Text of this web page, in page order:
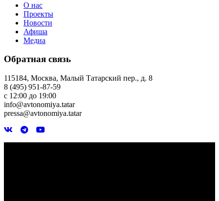
О нас
Проекты
Новости
Афиша
Медиа
Обратная связь
115184, Москва, Малый Татарский пер., д. 8
8 (495) 951-87-59
с 12:00 до 19:00
info@avtonomiya.tatar
pressa@avtonomiya.tatar